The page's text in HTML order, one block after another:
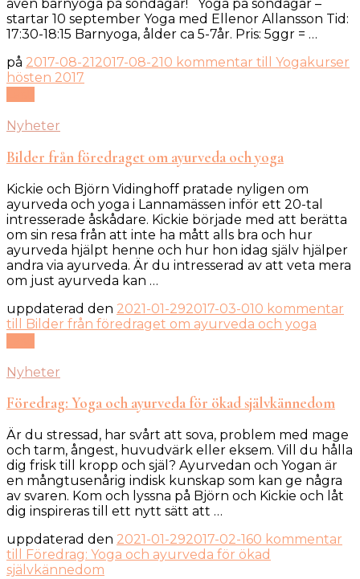
även barnyoga på söndagar! Yoga på söndagar –
startar 10 september Yoga med Ellenor Allansson Tid:
17:30-18:15 Barnyoga, ålder ca 5-7år. Pris: 5ggr = …
på 2017-08-21 2017-08-21 0 kommentar till Yogakurser
hösten 2017
Nyheter
Bilder från föredraget om ayurveda och yoga
Kickie och Björn Vidinghoff pratade nyligen om
ayurveda och yoga i Lannamässen inför ett 20-tal
intresserade åskådare. Kickie började med att berätta
om sin resa från att inte ha mått alls bra och hur
ayurveda hjälpt henne och hur hon idag själv hjälper
andra via ayurveda. Är du intresserad av att veta mera
om just ayurveda kan …
uppdaterad den 2021-01-292017-03-010 kommentar
till Bilder från föredraget om ayurveda och yoga
Nyheter
Föredrag: Yoga och ayurveda för ökad självkännedom
Är du stressad, har svårt att sova, problem med mage
och tarm, ångest, huvudvärk eller eksem. Vill du hålla
dig frisk till kropp och själ? Ayurvedan och Yogan är
en mångtusenårig indisk kunskap som kan ge några
av svaren. Kom och lyssna på Björn och Kickie och låt
dig inspireras till ett nytt sätt att …
uppdaterad den 2021-01-292017-02-160 kommentar
till Föredrag: Yoga och ayurveda för ökad
självkännedom